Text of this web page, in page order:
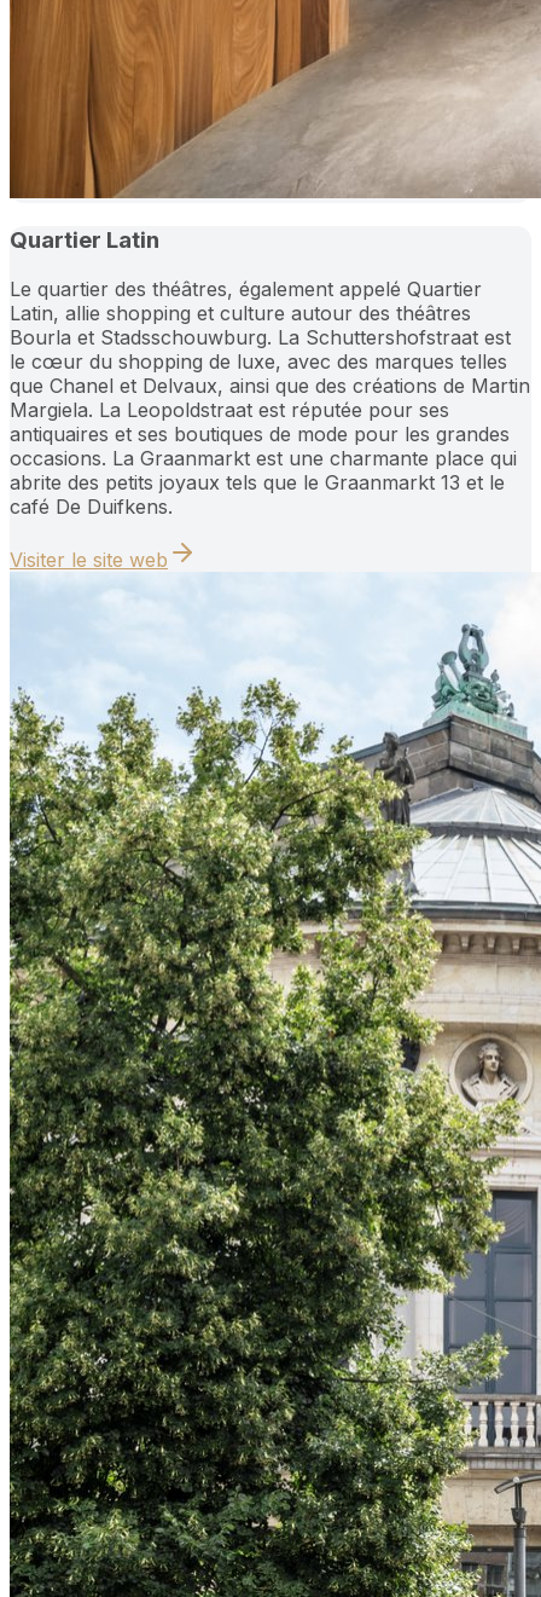
Quartier Latin
Le quartier des théâtres, également appelé Quartier
Latin, allie shopping et culture autour des théâtres
Bourla et Stadsschouwburg. La Schuttershofstraat est
le cœur du shopping de luxe, avec des marques telles
que Chanel et Delvaux, ainsi que des créations de Martin
Margiela. La Leopoldstraat est réputée pour ses
antiquaires et ses boutiques de mode pour les grandes
occasions. La Graanmarkt est une charmante place qui
abrite des petits joyaux tels que le Graanmarkt 13 et le
café De Duifkens.
Visiter le site web